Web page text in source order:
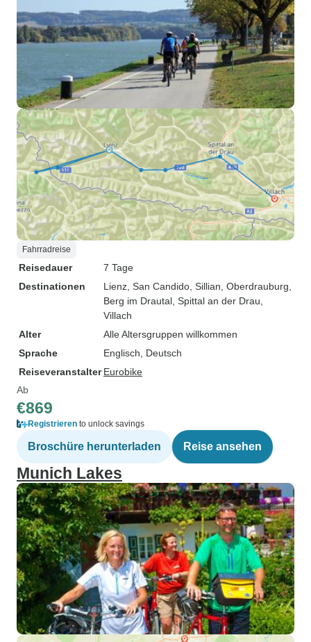
Fahrradreise
Reisedauer
7 Tage
Destinationen
Lienz , San Candido , Sillian , Oberdrauburg
Berg im Drautal , Spittal an der Drau
Villach
Alter
Alle Altersgruppen willkommen
Sprache
Englisch, Deutsch
Reiseveranstalter Eurobike
Ab
€869
Registrieren to unlock savings
Broschüre herunterladen Reise ansehen
Munich Lakes